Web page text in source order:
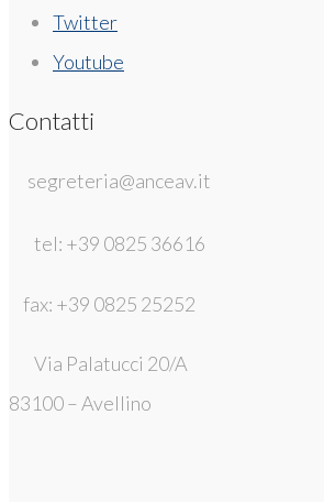
Twitter
Youtube
Contatti
segreteria@anceav.it
tel: +39 0825 36616
fax: +39 0825 25252
Via Palatucci 20/A
83100 – Avellino